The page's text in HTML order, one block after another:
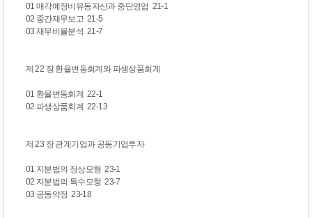
01 매각예정비유동자산과 중단영업 21-1
02 중간재무보고 21-5
03 재무비율분석 21-7
제 22 장 환율변동회계와 파생상품회계
01 환율변동회계 22-1
02 파생상품회계 22-13
제 23 장 관계기업과 공동기업투자
01 지분법의 정상모형 23-1
02 지분법의 특수모형 23-7
03 공동약정 23-18